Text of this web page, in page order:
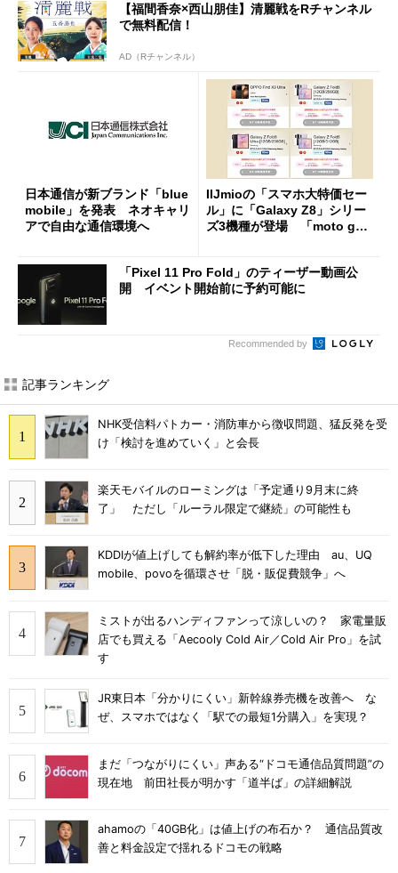
【福間香奈×西山朋佳】清麗戦をRチャンネル
で無料配信！
AD（Rチャンネル）
日本通信が新ブランド「blue
mobile」を発表 ネオキャリ
アで自由な通信環境へ
IIJmioの「スマホ大特価セー
ル」に「Galaxy Z8」シリー
ズ3機種が登場 「moto g37
「Pixel 11 Pro Fold」のティーザー動画公
開 イベント開始前に予約可能に
Recommended by
記事ランキング
NHK受信料パトカー・消防車から徴収問題、猛反発を受
け「検討を進めていく」と会長
楽天モバイルのローミングは「予定通り9月末に終
了」 ただし「ルーラル限定で継続」の可能性も
KDDIが値上げしても解約率が低下した理由 au、UQ
mobile、povoを循環させ「脱・販促費競争」へ
ミストが出るハンディファンって涼しいの？ 家電量販
店でも買える「Aecooly Cold Air／Cold Air Pro」を試
す
JR東日本「分かりにくい」新幹線券売機を改善へ な
ぜ、スマホではなく「駅での最短1分購入」を実現？
まだ「つながりにくい」声ある“ドコモ通信品質問題”の
現在地 前田社長が明かす「道半ば」の詳細解説
ahamoの「40GB化」は値上げの布石か？ 通信品質改
善と料金設定で揺れるドコモの戦略